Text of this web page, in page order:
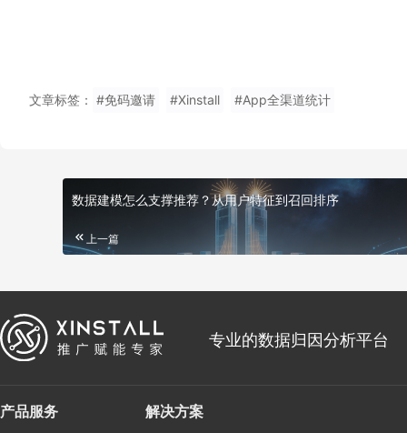
文章标签： #免码邀请 #Xinstall #App全渠道统计
数据建模怎么支撑推荐？从用户特征到召回排序
上一篇
专业的数据归因分析平台
产品服务 解决方案